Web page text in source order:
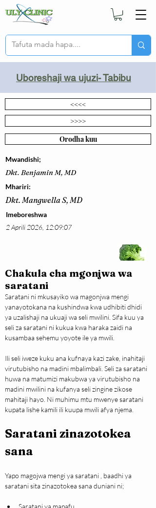
Uboreshaji wa ujuzi- Tabibu
<<<<
>>>>
Orodha kuu
Mwandishi;
Dkt. Benjamin M, MD
Mhariri:
Dkt. Mangwella S, MD
Imeboreshwa
2 Aprili 2026, 12:09:07
Chakula cha mgonjwa wa
saratani
Saratani ni mkusayiko wa magonjwa mengi
yanayotokana na kushindwa kwa udhibiti dhidi
ya uzalishaji na ukuaji wa seli mwilini. Sifa kuu ya
seli za saratani ni kukua kwa haraka zaidi na
kusambaa sehemu yoyote ile ya mwili.
Ili seli iweze kuku ana kufnaya kazi zake, inahitaji
virutubisho na madini mbalimbali. Seli za saratani
huwa na matumizi makubwa ya virutubisho na
madini mwilini na kufanya seli zingine zikose
mahitaji hayo. Ni muhimu mtu mwenye saratani
kupata lishe kamili ili kuupa mwili afya njema.
Saratani zinazotokea
sana
Yapo magojwa mengi ya saratani , baadhi ya
saratani sita zinazotokea sana duniani ni;